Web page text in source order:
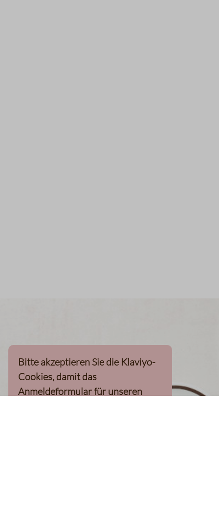
Bitte akzeptieren Sie die Klaviyo-
Cookies, damit das
Anmeldeformular für unseren